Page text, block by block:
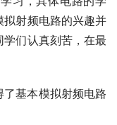
拟射频电路的兴趣并
们认真刻苦，在最
基本模拟射频电路